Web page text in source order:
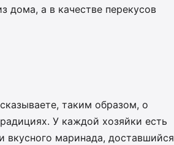
дома, а в качестве перекусов
таким образом, о
У каждой хозяйки есть
вкусного маринада, доставшийся